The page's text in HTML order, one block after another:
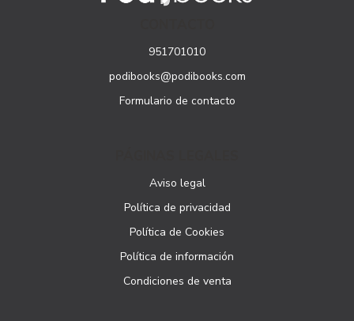
951701010
podibooks@podibooks.com
Formulario de contacto
Aviso legal
Política de privacidad
Política de Cookies
Política de información
Condiciones de venta